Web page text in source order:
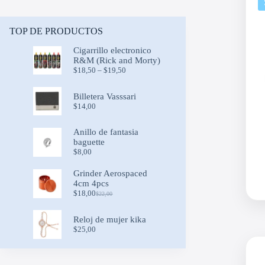
TOP DE PRODUCTOS
Cigarrillo electronico
R&M (Rick and Morty)
$18,50 – $19,50
through
Billetera Vasssari
$14,00
Anillo de fantasia
baguette
$8,00
Grinder Aerospaced
4cm 4pcs
$22,00
Original
was:
$22,00.
$18,00Current
is:
$18,00.
Reloj de mujer kika
$25,00